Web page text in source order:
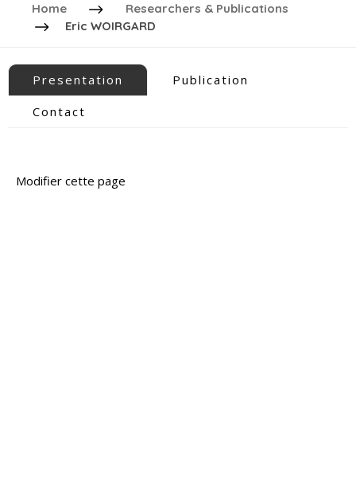
Home
Researchers & Publications
Eric WOIRGARD
Presentation
Publication
Contact
Modifier cette page